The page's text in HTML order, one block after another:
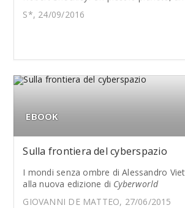
S*, 24/09/2016
EBOOK
Sulla frontiera del cyberspazio
I mondi senza ombre di Alessandro
alla nuova edizione di Cyberworld
GIOVANNI DE MATTEO, 27/06/2015